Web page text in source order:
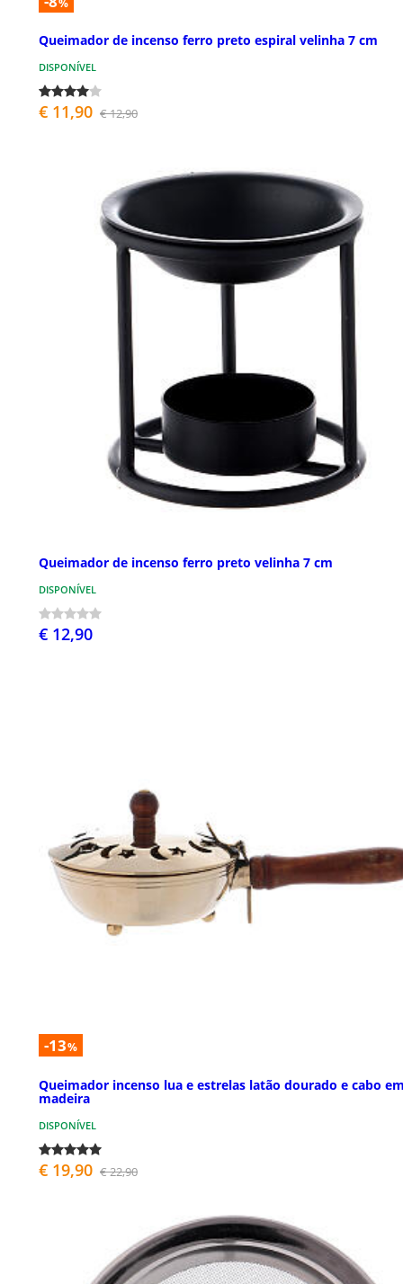
Queimador de incenso ferro preto espiral velinha 7 cm
DISPONÍVEL
€ 11,90 € 12,90
Queimador de incenso ferro preto velinha 7 cm
DISPONÍVEL
€ 12,90
-13%
Queimador incenso lua e estrelas latão dourado e cabo
madeira
DISPONÍVEL
€ 19,90 € 22,90